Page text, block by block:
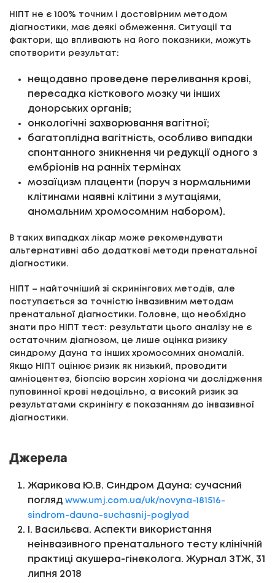
НІПТ не є 100% точним і достовірним методом
діагностики, має деякі обмеження. Ситуації та
фактори, що впливають на його показники, можуть
спотворити результат:
нещодавно проведене переливання крові,
пересадка кісткового мозку чи інших
донорських органів;
онкологічні захворювання вагітної;
багатоплідна вагітність, особливо випадки
спонтанного зникнення чи редукції одного з
ембріонів на ранніх термінах
мозаїцизм плаценти (поруч з нормальними
клітинами наявні клітини з мутаціями,
аномальним хромосомним набором).
В таких випадках лікар може рекомендувати
альтернативні або додаткові методи пренатальної
діагностики.
НІПТ – найточніший зі скринінгових методів, але
поступається за точністю інвазивним методам
пренатальної діагностики. Головне, що необхідно
знати про НІПТ тест: результати цього аналізу не є
остаточним діагнозом, це лише оцінка ризику
синдрому Дауна та інших хромосомних аномалій.
Якщо НІПТ оцінює ризик як низький, проводити
амніоцентез, біопсію ворсин хоріона чи дослідження
пуповинної крові недоцільно, а високий ризик за
результатами скринінгу є показанням до інвазивної
діагностики.
Джерела
Жарикова Ю.В. Синдром Дауна: сучасний
погляд www.umj.com.ua/uk/novyna-181516-
sindrom-dauna-suchasnij-poglyad
І. Васильєва. Аспекти використання
неінвазивного пренатального тесту клінічній
практиці акушера-гінеколога. Журнал ЗТЖ, 31
липня 2018